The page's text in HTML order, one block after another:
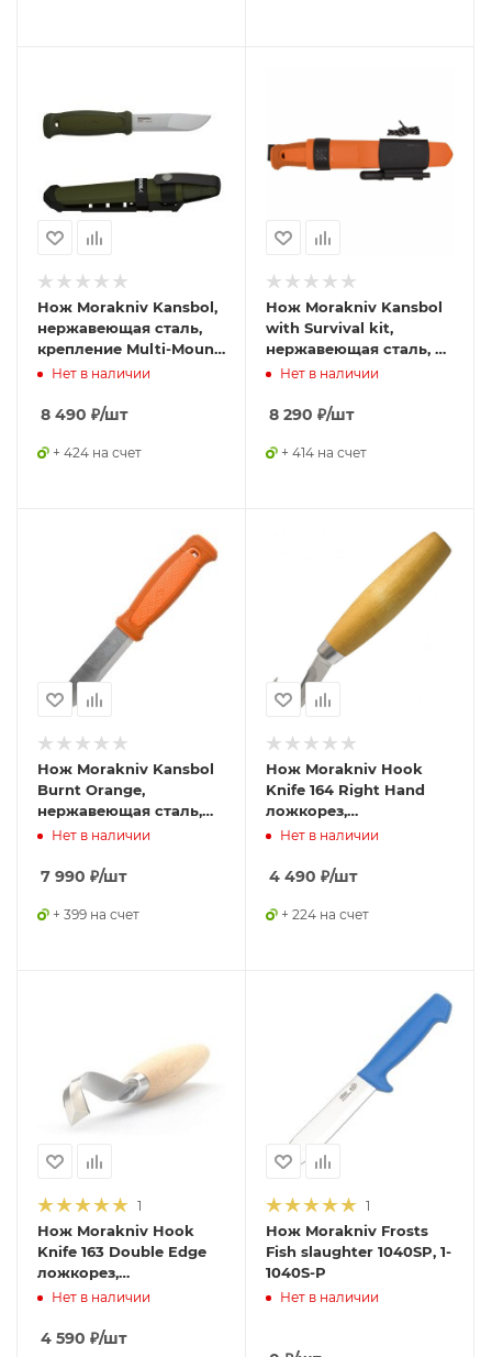
Нож Morakniv Kansbol,
нержавеющая сталь,
крепление Multi-Mount,
12645S
Нет в наличии
8 490 ₽/шт
+ 424 на счет
Нож Morakniv Kansbol
with Survival kit,
нержавеющая сталь, с
огнивом, 13913
Нет в наличии
8 290 ₽/шт
+ 414 на счет
Нож Morakniv Kansbol
Burnt Orange,
нержавеющая сталь,
крепление Multi-Mount,
Нет в наличии
7 990 ₽/шт
+ 399 на счет
Нож Morakniv Hook
Knife 164 Right Hand
ложкорез,
нержавеющая сталь,
13443
Нет в наличии
4 490 ₽/шт
+ 224 на счет
1
Нож Morakniv Hook
Knife 163 Double Edge
ложкорез,
нержавеющая сталь,
13445
Нет в наличии
4 590 ₽/шт
1
Нож Morakniv Frosts
Fish slaughter 1040SP, 1-
1040S-Р
Нет в наличии